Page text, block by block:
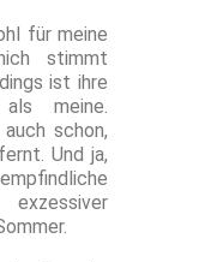
für meine
stimmt
ist ihre
meine.
schon,
Und ja,